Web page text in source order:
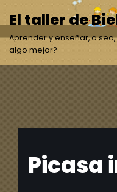
Saltar
al
contenido
El taller de
Aprender y enseñar, o
algo mejor?
Picasa